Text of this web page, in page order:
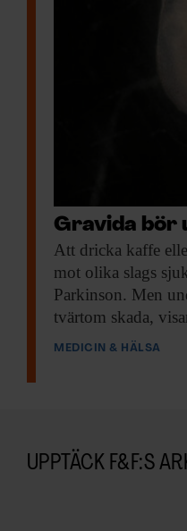
Gravida bör
Att dricka kaffe
mot olika slags
Parkinson. Men
tvärtom skada,
MEDICIN & HÄLSA
UPPTÄCK F&F:S